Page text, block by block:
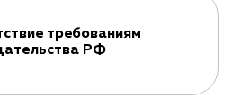
требованиям
РФ